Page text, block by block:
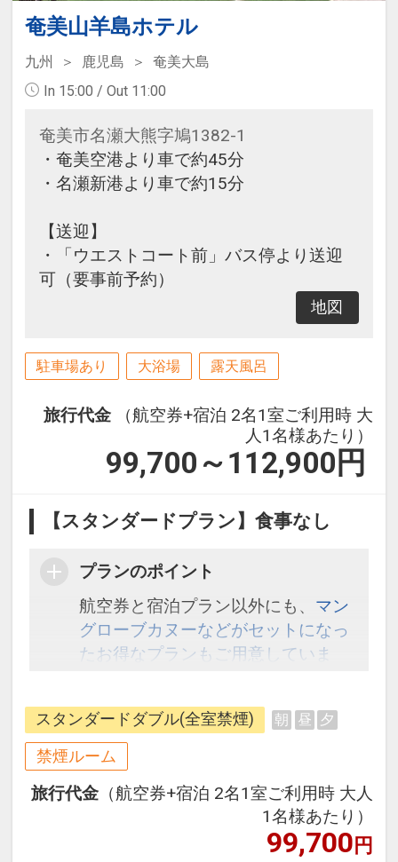
奄美山羊島ホテル
九州 鹿児島
奄美大島
In 15:00 / Out 11:00
奄美市名瀬大熊字鳩1382-1
・奄美空港より車で約45分
・名瀬新港より車で約15分
【送迎】
・「ウエストコート前」バス停より送迎
可（要事前予約）
地図
駐車場あり 大浴場 露天風呂
旅行代金
（航空券+宿泊 2名1室ご利用時 大
人1名様あたり）
99,700～112,900 円
【スタンダードプラン】食事なし
プランのポイント
航空券と宿泊プラン以外にも、 マン
グローブカヌーなどがセットになっ
たお得なプランもご用意していま
スタンダードダブル(全室禁煙) 朝 昼 夕
禁煙ルーム
旅行代金 （航空券+宿泊 2名1室ご利用時 大人
1名様あたり）
99,700円